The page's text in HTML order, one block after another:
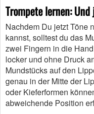
Trompete lernen:
Nachdem Du jetzt Töne
kannst, solltest du das
zwei Fingern in die
locker und ohne Druck
Mundstücks auf den
genau in der Mitte der
oder Kieferformen
abweichende Position